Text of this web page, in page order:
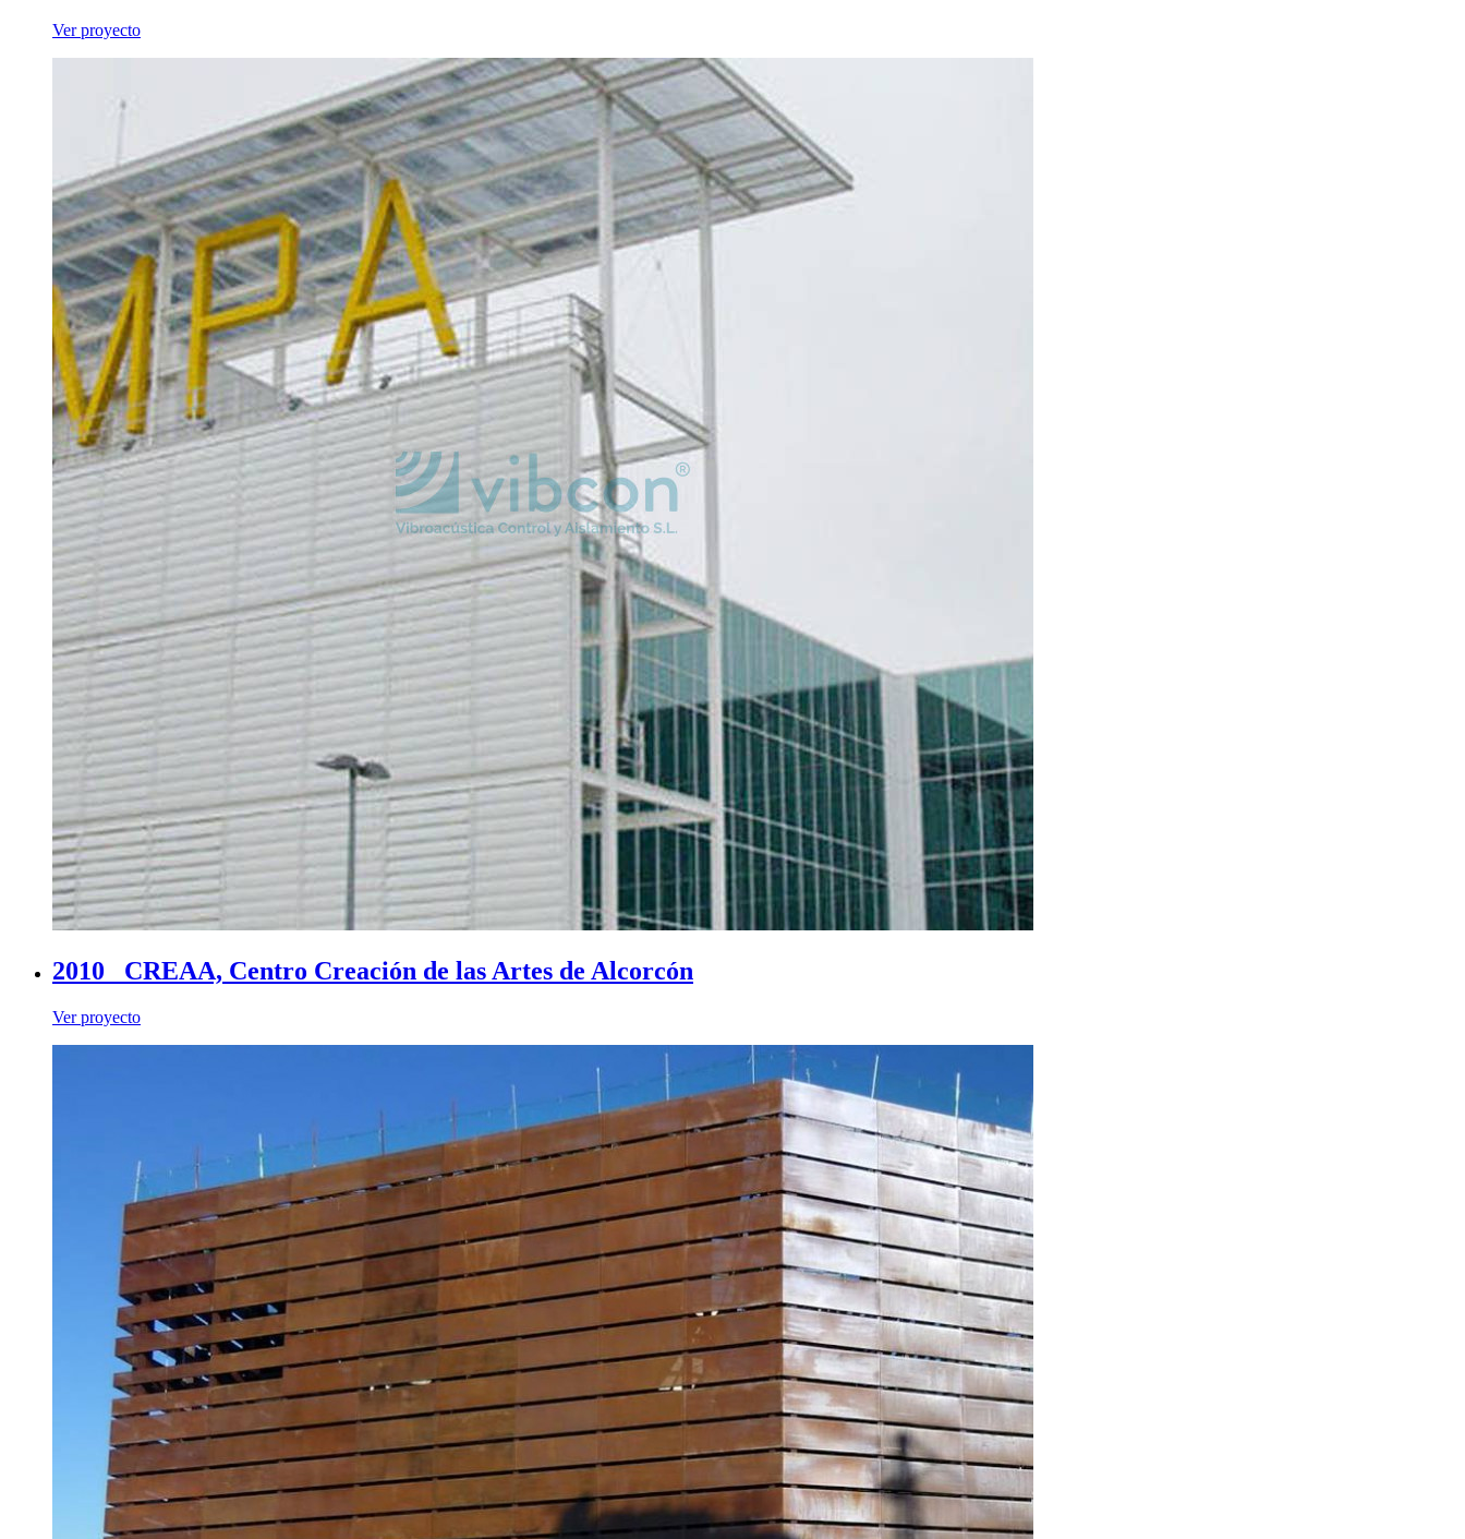
Ver proyecto
2010_ CREAA, Centro Creación de las Artes de Alcorcón
Ver proyecto